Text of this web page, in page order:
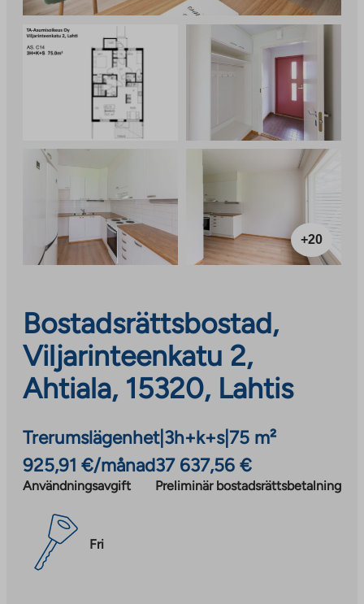
+20
Bostadsrättsbostad,
Viljarinteenkatu 2,
Ahtiala, 15320, Lahtis
Trerumslägenhet| 3h+k+s| 75 m²
925,91 €/månad
Användningsavgift
37 637,56 €
Preliminär bostadsrättsbetalning
Fri